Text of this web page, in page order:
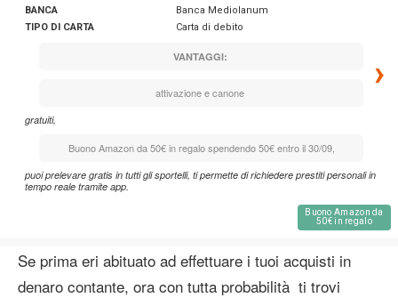
BANCA
Banca Mediolanum
TIPO DI CARTA
Carta di debito
VANTAGGI:
attivazione e canone
gratuiti,
Buono Amazon da 50€ in regalo spendendo 50€ entro il 30/09,
puoi prelevare gratis in tutti gli sportelli, ti permette di richiedere prestiti personali in
tempo reale tramite app.
›
Buono Amazon da
50€ in regalo
Se prima eri abituato ad effettuare i tuoi acquisti in
denaro contante, ora con tutta probabilità ti trovi